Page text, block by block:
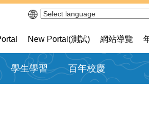
學生學習 百年校慶
New Portal(測試) 網站導覽